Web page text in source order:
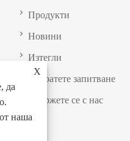
X
да
наша
Продукти
Новини
Изтегли
Изпратете запитване
Свържете се с нас